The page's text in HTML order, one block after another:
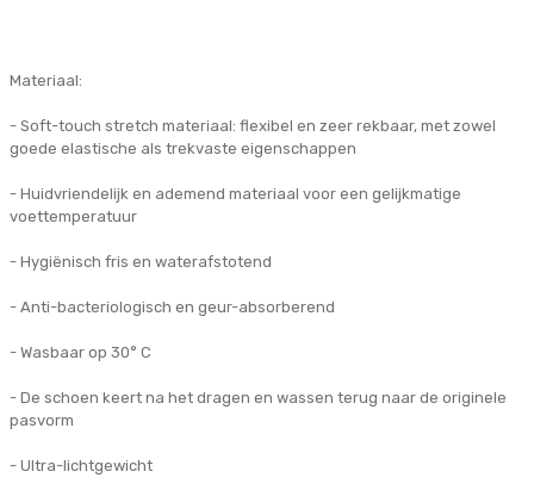
Materiaal:
- Soft-touch stretch materiaal: flexibel en zeer rekbaar, met zowel
goede elastische als trekvaste eigenschappen
- Huidvriendelijk en ademend materiaal voor een gelijkmatige
voettemperatuur
- Hygiënisch fris en waterafstotend
- Anti-bacteriologisch en geur-absorberend
- Wasbaar op 30° C
- De schoen keert na het dragen en wassen terug naar de originele
pasvorm
- Ultra-lichtgewicht